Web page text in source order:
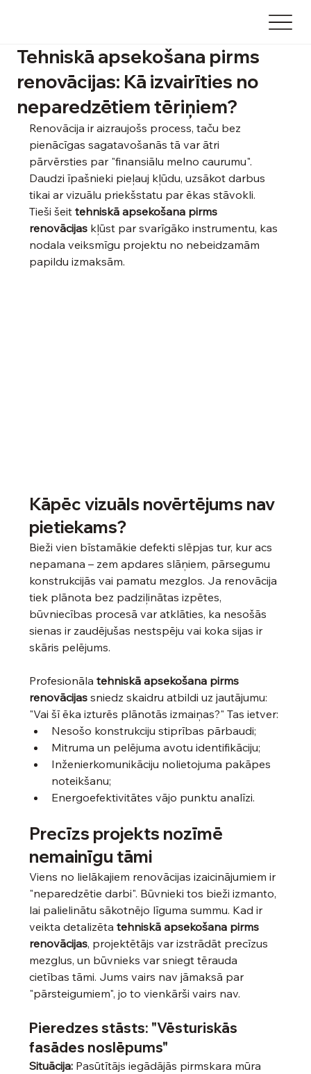
Tehniskā apsekošana pirms
renovācijas: Kā izvairīties no
neparedzētiem tēriņiem?
Renovācija ir aizraujošs process, taču bez
pienācīgas sagatavošanās tā var ātri
pārvērsties par "finansiālu melno caurumu".
Daudzi īpašnieki pieļauj kļūdu, uzsākot darbus
tikai ar vizuālu priekšstatu par ēkas stāvokli.
Tieši šeit tehniskā apsekošana pirms
renovācijas kļūst par svarīgāko instrumentu, kas
nodala veiksmīgu projektu no nebeidzamām
papildu izmaksām.
Kāpēc vizuāls novērtējums nav
pietiekams?
Bieži vien bīstamākie defekti slēpjas tur, kur acs
nepamana – zem apdares slāņiem, pārsegumu
konstrukcijās vai pamatu mezglos. Ja renovācija
tiek plānota bez padziļinātas izpētes,
būvniecības procesā var atklāties, ka nesošās
sienas ir zaudējušas nestspēju vai koka sijas ir
skāris pelējums.
Profesionāla tehniskā apsekošana pirms
renovācijas sniedz skaidru atbildi uz jautājumu:
"Vai šī ēka izturēs plānotās izmaiņas?" Tas ietver:
Nesošo konstrukciju stiprības pārbaudi;
Mitruma un pelējuma avotu identifikāciju;
Inženierkomunikāciju nolietojuma pakāpes
noteikšanu;
Energoefektivitātes vājo punktu analīzi.
Precīzs projekts nozīmē
nemainīgu tāmi
Viens no lielākajiem renovācijas izaicinājumiem ir
"neparedzētie darbi". Būvnieki tos bieži izmanto,
lai palielinātu sākotnējo līguma summu. Kad ir
veikta detalizēta tehniskā apsekošana pirms
renovācijas, projektētājs var izstrādāt precīzus
mezglus, un būvnieks var sniegt tērauda
cietības tāmi. Jums vairs nav jāmaksā par
"pārsteigumiem", jo to vienkārši vairs nav.
Pieredzes stāsts: "Vēsturiskās
fasādes noslēpums"
Situācija: Pasūtītājs iegādājās pirmskara mūra